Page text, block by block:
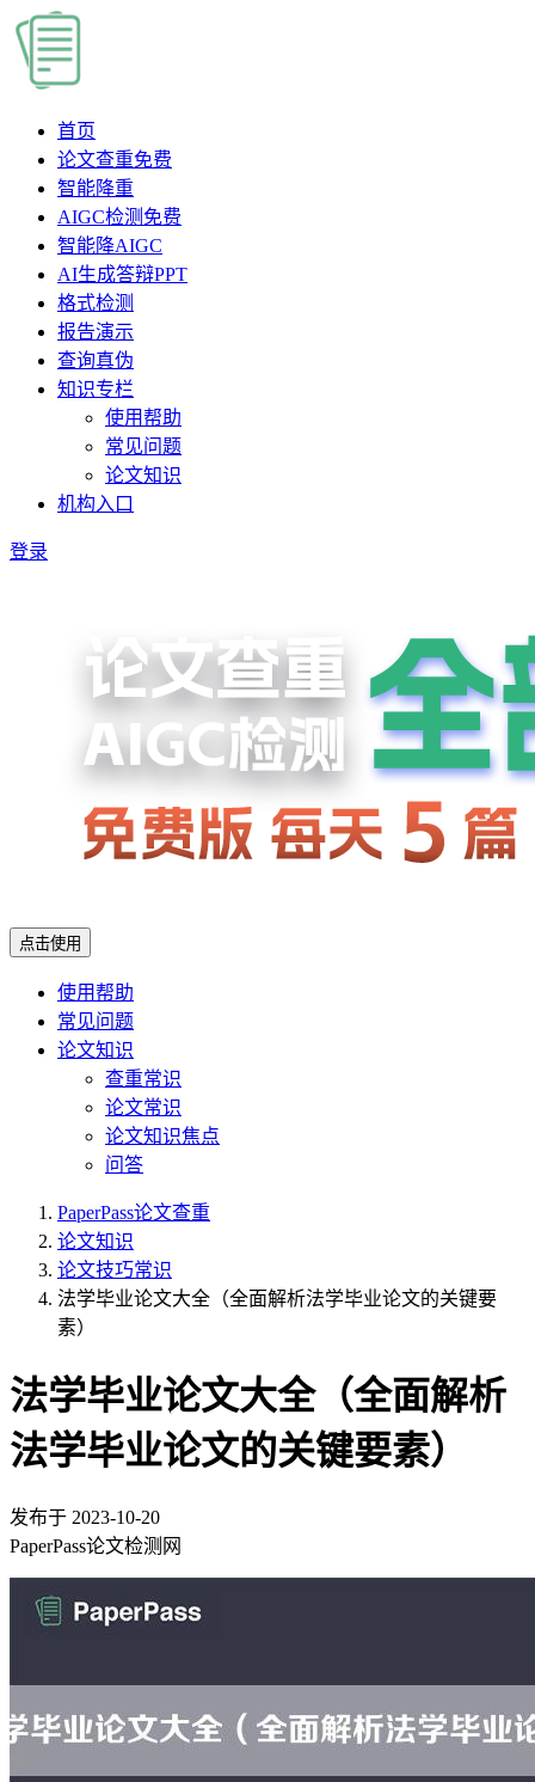
首页
论文查重免费
智能降重
AIGC检测 免费
智能降AIGC
AI生成答辩PPT
格式检测
报告演示
查询真伪
知识专栏
使用帮助
常见问题
论文知识
机构入口
登录
点击使用
使用帮助
常见问题
论文知识
查重常识
论文常识
论文知识焦点
问答
PaperPass论文查重
论文知识
论文技巧常识
法学毕业论文大全（全面解析法学毕业论文的关键要
素）
法学毕业论文大全（全面解析
法学毕业论文的关键要素）
发布于 2023-10-20
PaperPass论文检测网